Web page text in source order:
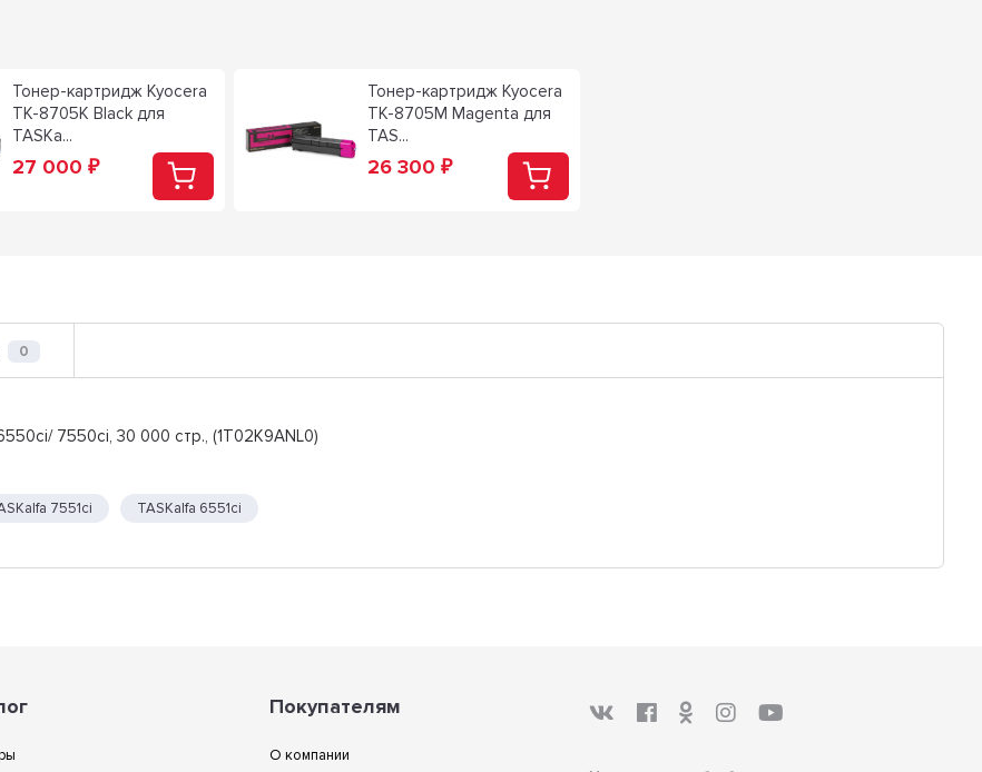
Тонер-картридж Kyocera
TK-8705K Black для
TASKa...
27 000₽
Тонер-картридж Kyocera
TK-8705M Magenta для
TAS...
26 300₽
0
7550ci, 30 000 стр., (1T02K9ANL0)
7551ci TASKalfa 6551ci
Покупателям
О компании